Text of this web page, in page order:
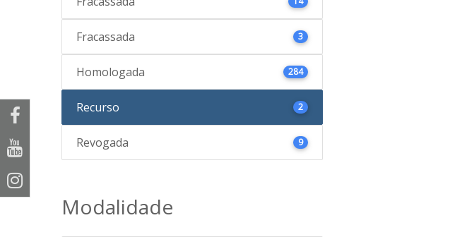
Fracassada 3
Homologada 284
Recurso 2
Revogada 9
Modalidade